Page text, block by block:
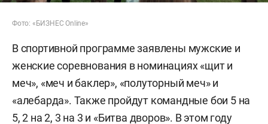
Фото: «БИЗНЕС Online»
В спортивной программе заявлены мужские и
женские соревнования в номинациях «щит и
меч», «меч и баклер», «полуторный меч» и
«алебарда». Также пройдут командные бои 5 на
5, 2 на 2, 3 на 3 и «Битва дворов». В этом году